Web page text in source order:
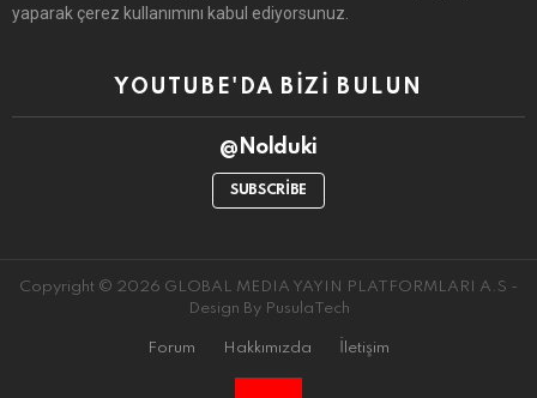
yaparak çerez kullanımını kabul ediyorsunuz.
YOUTUBE'DA BIZI BULUN
@Nolduki
SUBSCRIBE
Copyright © 2026 GLOBAL MEDIA YAYIN PLATFORMLARI A.S -
Design By PusulaTech
Forum Hakkımızda İletişim